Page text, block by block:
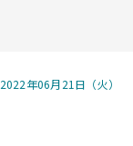
2022年06月21日（火）